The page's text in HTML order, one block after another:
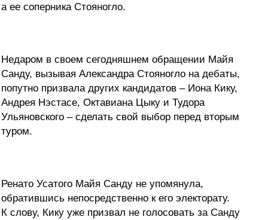
а ее соперника Стояногло.
Недаром в своем сегодняшнем обращении Майя
Санду, вызывая Александра Стояногло на дебаты,
попутно призвала других кандидатов – Иона Кику,
Андрея Нэстасе, Октавиана Цыку и Тудора
Ульяновского – сделать свой выбор перед вторым
туром.
Ренато Усатого Майя Санду не упомянула,
обратившись непосредственно к его электорату.
К слову, Кику уже призвал не голосовать за Санду